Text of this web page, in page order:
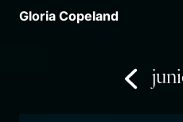
Gloria Copeland